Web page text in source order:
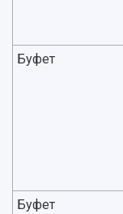
Буфет
Буфет